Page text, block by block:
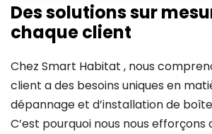
Des solutions sur
chaque client
Chez Smart Habitat , nous
client a des besoins uniques en
dépannage et d’installation de
C’est pourquoi nous nous efforçons